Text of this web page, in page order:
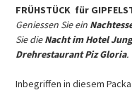
FRÜHSTÜCK für
Geniessen Sie ein
Sie dieNacht im Hotel
Drehrestaurant Piz Gloria.
Inbegriffen in diesem